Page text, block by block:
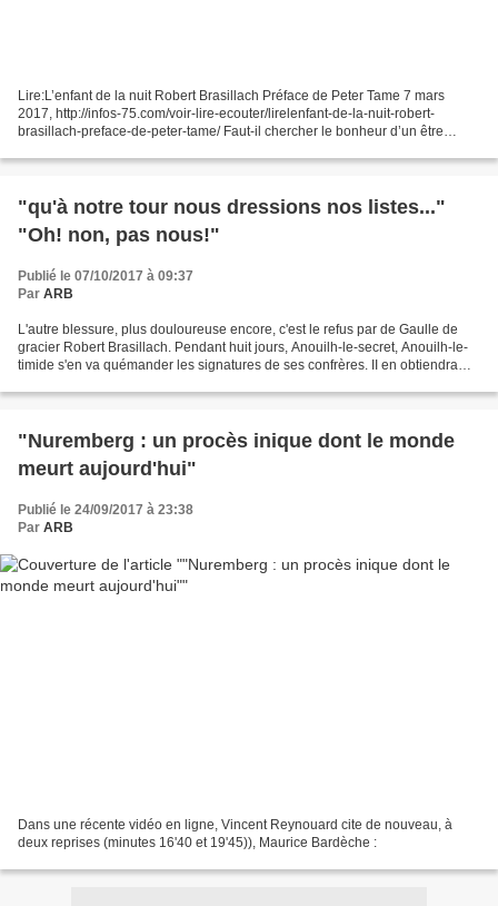
Lire:L’enfant de la nuit Robert Brasillach Préface de Peter Tame 7 mars
2017, http://infos-75.com/voir-lire-ecouter/lirelenfant-de-la-nuit-robert-
brasillach-preface-de-peter-tame/ Faut-il chercher le bonheur d’un être
"qu'à notre tour nous dressions nos listes..."
"Oh! non, pas nous!"
Publié le 07/10/2017 à 09:37
Par ARB
L'autre blessure, plus douloureuse encore, c'est le refus par de Gaulle de
gracier Robert Brasillach. Pendant huit jours, Anouilh-le-secret, Anouilh-le-
timide s'en va quémander les signatures de ses confrères. II en obtiendra
"Nuremberg : un procès inique dont le monde
meurt aujourd'hui"
Publié le 24/09/2017 à 23:38
Par ARB
Dans une récente vidéo en ligne, Vincent Reynouard cite de nouveau, à
deux reprises (minutes 16'40 et 19'45)), Maurice Bardèche :